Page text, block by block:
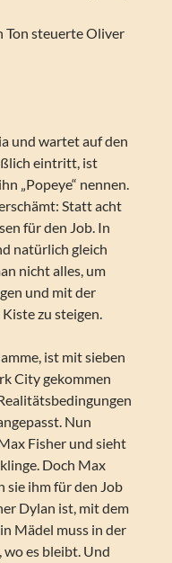
Ton steuerte Oliver
und wartet auf den
eintritt, ist
„Popeye“ nennen.
Statt acht
für den Job. In
natürlich gleich
nicht alles, um
und mit der
zu steigen.
ist mit sieben
City gekommen
Nun
Fisher und sieht
Doch Max
sie ihm für den Job
Dylan ist, mit dem
Mädel muss in der
es bleibt. Und